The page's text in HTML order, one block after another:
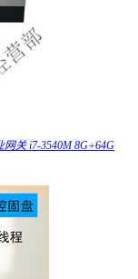
关 i7-3540M 8G+64G